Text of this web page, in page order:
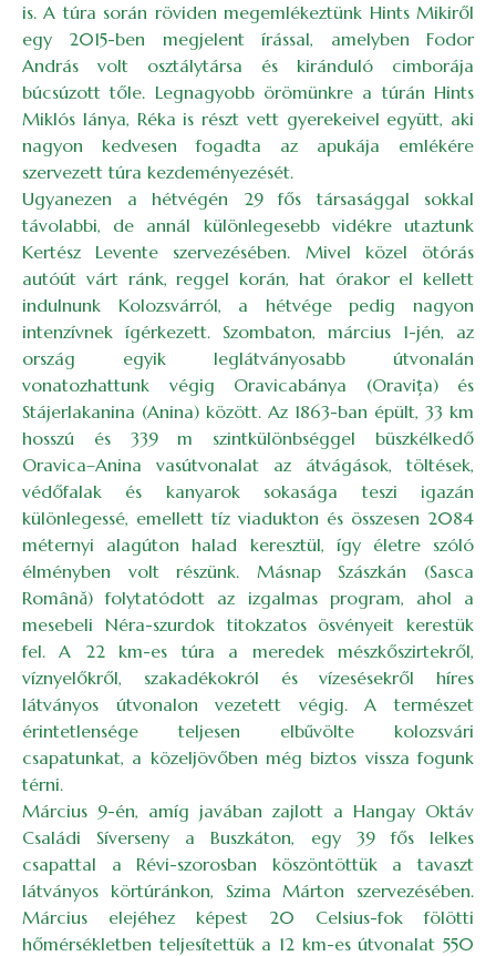
is. A túra során röviden megemlékeztünk Hints Mikiről
egy 2015-ben megjelent írással, amelyben Fodor
András volt osztálytársa és kiránduló cimborája
búcsúzott tőle. Legnagyobb örömünkre a túrán Hints
Miklós lánya, Réka is részt vett gyerekeivel együtt, aki
nagyon kedvesen fogadta az apukája emlékére
szervezett túra kezdeményezését.
Ugyanezen a hétvégén 29 fős társasággal sokkal
távolabbi, de annál különlegesebb vidékre utaztunk
Kertész Levente szervezésében. Mivel közel ötórás
autóút várt ránk, reggel korán, hat órakor el kellett
indulnunk Kolozsvárról, a hétvége pedig nagyon
intenzívnek ígérkezett. Szombaton, március 1-jén, az
ország egyik leglátványosabb útvonalán
vonatozhattunk végig Oravicabánya (Oravița) és
Stájerlakanina (Anina) között. Az 1863-ban épült, 33 km
hosszú és 339 m szintkülönbséggel büszkélkedő
Oravica–Anina vasútvonalat az átvágások, töltések,
védőfalak és kanyarok sokasága teszi igazán
különlegessé, emellett tíz viadukton és összesen 2084
méternyi alagúton halad keresztül, így életre szóló
élményben volt részünk. Másnap Szászkán (Sasca
Română) folytatódott az izgalmas program, ahol a
mesebeli Néra-szurdok titokzatos ösvényeit kerestük
fel. A 22 km-es túra a meredek mészkőszirtekről,
víznyelőkről, szakadékokról és vízesésekről híres
látványos útvonalon vezetett végig. A természet
érintetlensége teljesen elbűvölte kolozsvári
csapatunkat, a közeljövőben még biztos vissza fogunk
térni.
Március 9-én, amíg javában zajlott a Hangay Oktáv
Családi Síverseny a Buszkáton, egy 39 fős lelkes
csapattal a Révi-szorosban köszöntöttük a tavaszt
látványos körtúránkon, Szima Márton szervezésében.
Március elejéhez képest 20 Celsius-fok fölötti
hőmérsékletben teljesítettük a 12 km-es útvonalat 550